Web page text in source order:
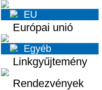
EU
Európai unió
Egyéb
Linkgyűjtemény
Rendezvények